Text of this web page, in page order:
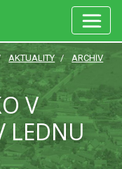
AKTUALITY ARCHIV
V
LEDNU